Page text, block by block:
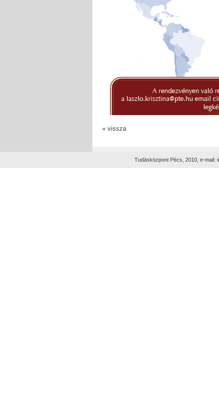
« vissza
Tudásközpont Pécs, 2010, e-mail: